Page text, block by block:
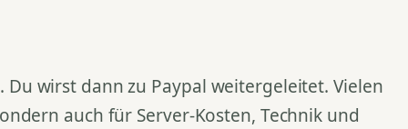
wirst dann zu Paypal weitergeleitet. Vielen
auch für Server-Kosten, Technik und